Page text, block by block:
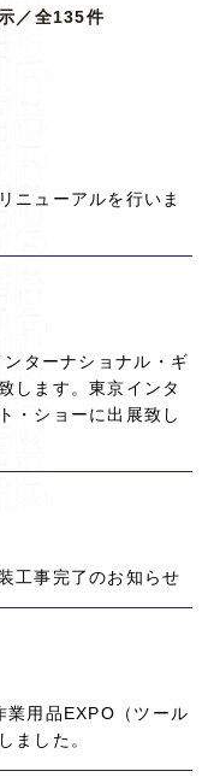
／全135件
ニューアルを行いま
ターナショナル・ギ
します。東京インタ
・ショーに出展致し
工事完了のお知らせ
業用品EXPO（ツール
ました。